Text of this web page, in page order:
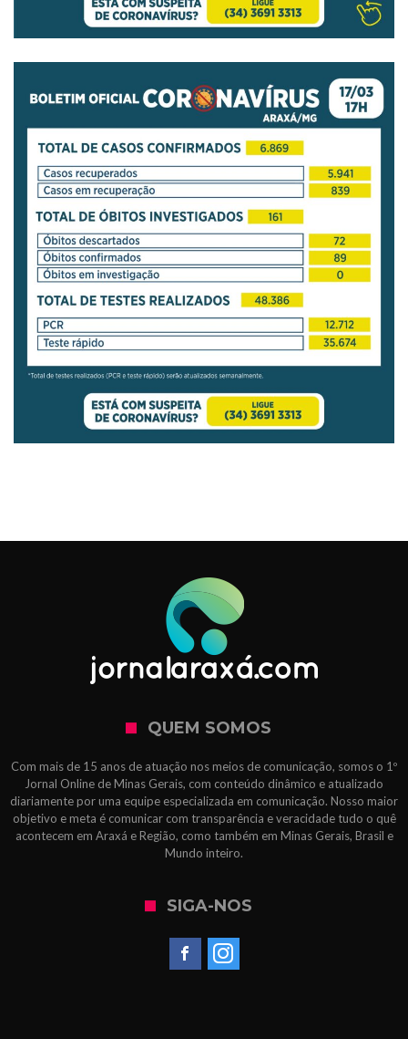
QUEM SOMOS
Com mais de 15 anos de atuação nos meios de comunicação, somos o 1º
Jornal Online de Minas Gerais, com conteúdo dinâmico e atualizado
diariamente por uma equipe especializada em comunicação. Nosso maior
objetivo e meta é comunicar com transparência e veracidade tudo o quê
acontecem em Araxá e Região, como também em Minas Gerais, Brasil e
Mundo inteiro.
SIGA-NOS